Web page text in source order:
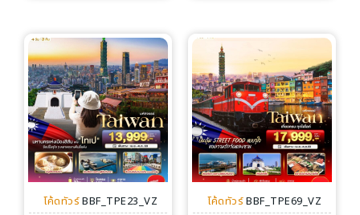
โค้ดทัวร์ BBF_TPE23_VZ โค้ดทัวร์ BBF_TPE69_VZ